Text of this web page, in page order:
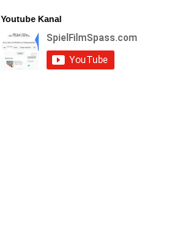
Youtube Kanal